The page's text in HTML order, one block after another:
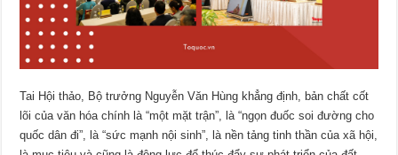
Tai Hội thảo, Bộ trưởng Nguyễn Văn Hùng khẳng định, bản chất cốt
lõi của văn hóa chính là “một mặt trận”, là “ngọn đuốc soi đường cho
quốc dân đi”, là “sức mạnh nội sinh”, là nền tảng tinh thần của xã hội,